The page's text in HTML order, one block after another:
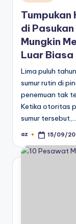
in
Tumpukan
di
Mungkin
Luar Biasa
Lima puluh
sumur rutin di
penemuan tak
Ketika otoritas
sumur tersebut,…
Posted
az 15/09/